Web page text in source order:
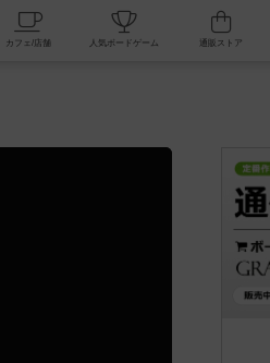
掲示板一覧 カフェ/店舗 人気ボードゲーム